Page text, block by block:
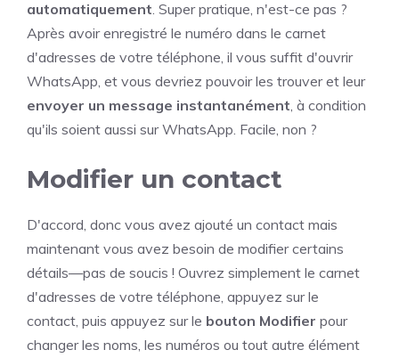
automatiquement . Super pratique, n'est-ce pas ?
Après avoir enregistré le numéro dans le carnet
d'adresses de votre téléphone, il vous suffit d'ouvrir
WhatsApp, et vous devriez pouvoir les trouver et leur
envoyer un message instantanément , à condition
qu'ils soient aussi sur WhatsApp. Facile, non ?
Modifier un contact
D'accord, donc vous avez ajouté un contact mais
maintenant vous avez besoin de modifier certains
détails—pas de soucis ! Ouvrez simplement le carnet
d'adresses de votre téléphone, appuyez sur le
contact, puis appuyez sur le bouton Modifier pour
changer les noms, les numéros ou tout autre élément